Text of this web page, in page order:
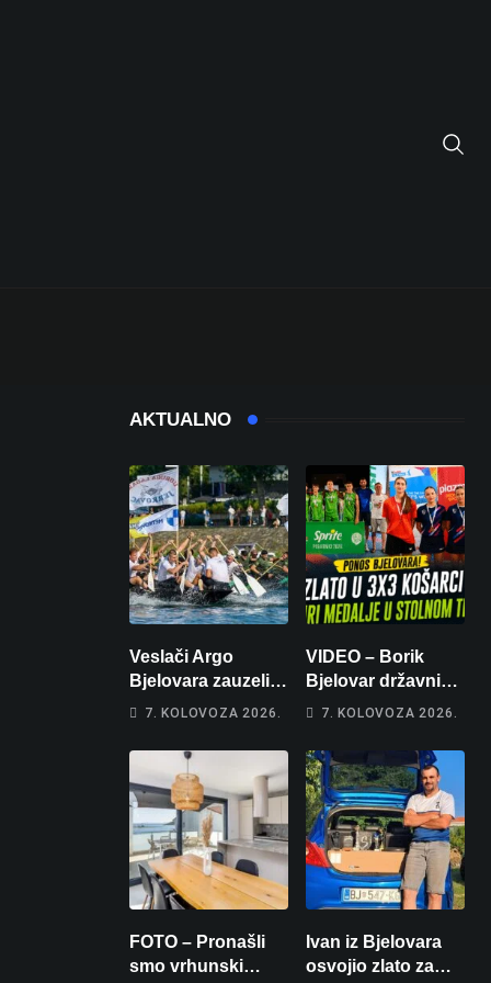
AKTUALNO
Veslači Argo
Bjelovara zauzeli
14. mjesto na
7. KOLOVOZA 2026.
VIDEO – Borik
Bjelovar državni
prvaci u 3×3
Končar je
prvakinja Hrvatske
u stolnom tenisu!
7. KOLOVOZA 2026.
FOTO – Pronašli
smo vrhunski
Ivan iz Bjelovara
osvojio zlato za